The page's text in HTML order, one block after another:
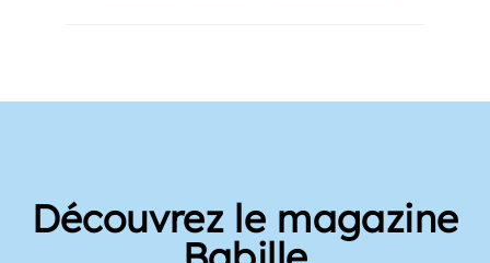
Découvrez le magazine